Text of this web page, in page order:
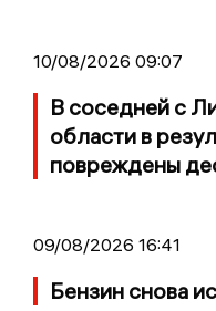
10/08/2026 09:07
В соседней с
области в
повреждены
09/08/2026 16:41
Бензин снова